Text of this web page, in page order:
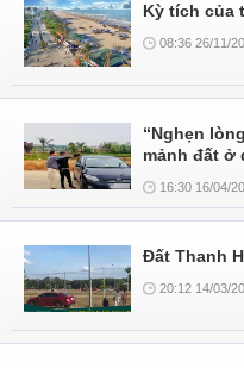
Kỳ tích của
08:36 26/11/
“Nghẹn
mảnh đất ở
16:30 16/04/
Đất Thanh
20:12 14/03/